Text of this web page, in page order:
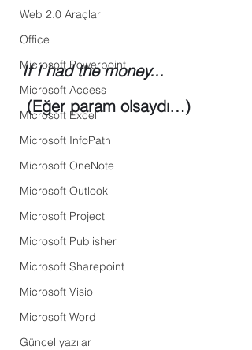
Web 2.0 Araçları
Office
Microsoft Powerpoint
Microsoft Access
Microsoft Excel
Microsoft InfoPath
Microsoft OneNote
Microsoft Outlook
Microsoft Project
Microsoft Publisher
Microsoft Sharepoint
Microsoft Visio
Microsoft Word
Güncel yazılar
If I had the money...
(Eğer param olsaydı…)